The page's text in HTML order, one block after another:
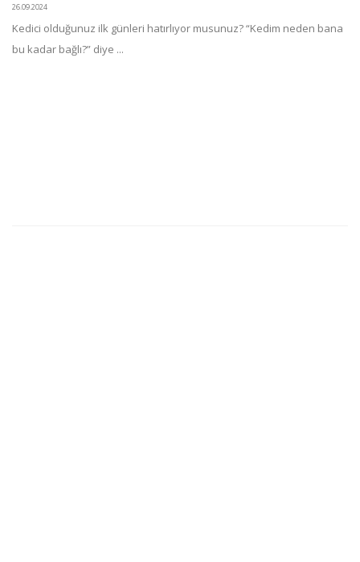
26.09.2024
Kedici olduğunuz ilk günleri hatırlıyor musunuz? “Kedim neden bana
bu kadar bağlı?” diye ...